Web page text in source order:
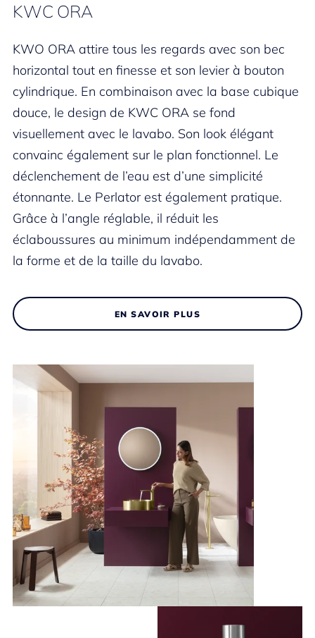
KWC ORA
KWO ORA attire tous les regards avec son bec
horizontal tout en finesse et son levier à bouton
cylindrique. En combinaison avec la base cubique
douce, le design de KWC ORA se fond
visuellement avec le lavabo. Son look élégant
convainc également sur le plan fonctionnel. Le
déclenchement de l’eau est d’une simplicité
étonnante. Le Perlator est également pratique.
Grâce à l’angle réglable, il réduit les
éclaboussures au minimum indépendamment de
la forme et de la taille du lavabo.
EN SAVOIR PLUS